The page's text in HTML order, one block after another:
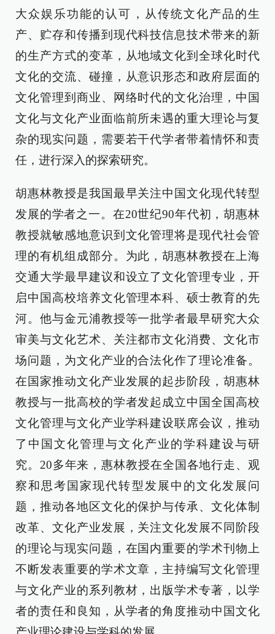
大众娱乐功能的认可，从传统文化产品的生
产、贮存和传播到现代科技信息技术带来的新
的生产方式的变革，从地域文化到全球化时代
文化的交流、碰撞，从意识形态和政府层面的
文化管理到商业、网络时代的文化治理，中国
文化与文化产业面临前所未遇的重大理论与复
杂的现实问题，需要若干代学者带着情怀和责
任，进行深入的探索研究。
胡惠林教授是我国最早关注中国文化现代转型
发展的学者之一。在20世纪90年代初，胡惠林
教授就敏感地意识到文化管理将是现代社会管
理的有机组成部分。为此，胡惠林教授在上海
交通大学最早建议和设立了文化管理专业，开
启中国高校培养文化管理本科、硕士教育的先
河。他与金元浦教授等一批学者最早研究大众
审美与文化艺术、关注都市文化消费、文化市
场问题，为文化产业的合法化作了理论准备。
在国家推动文化产业发展的起步阶段，胡惠林
教授与一批高校的学者发起成立中国全国高校
文化管理与文化产业学科建设联席会议，推动
了中国文化管理与文化产业的学科建设与研
究。20多年来，惠林教授在全国各地行走、观
察和思考国家现代转型发展中的文化发展问
题，推动各地区文化的保护与传承、文化体制
改革、文化产业发展，关注文化发展不同阶段
的理论与现实问题，在国内重要的学术刊物上
不断发表重要的学术文章，主持编写文化管理
与文化产业的系列教材，出版学术专著，以学
者的责任和良知，从学者的角度推动中国文化